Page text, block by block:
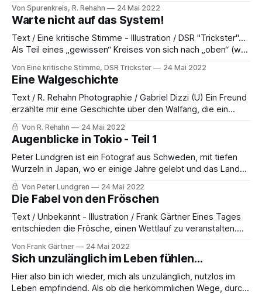
fließen zu lassen und hören hier nicht auf, denn eine 2.
Staffel ist bereits in Arbeit. Auch hier wieder ist der
Augenblick gekommen innezuhalten, auf den
Von Spurenkreis, R. Rehahn 24 Mai 2022
Warte nicht auf das System!
Text / Eine kritische Stimme - Illustration / DSR "Trickster"...
Als Teil eines „gewissen“ Kreises von sich nach „oben“ (wo
kämpfenden, um das Leben ringenden Menschen und
kreativen Künstlern, die sich nach Ausdruck und
Anerkennung ihrer Werke sehnen und dafür arbeiten, finden
Von Eine kritische Stimme, DSR Trickster 24 Mai 2022
Eine Walgeschichte
Text / R. Rehahn Photographie / Gabriel Dizzi (U) Ein Freund
erzählte mir eine Geschichte über den Walfang, die ein
völlig anderes Licht auf die Sache warf… Er berichtete, dass
er aus einem kleinen Dorf an der Küste stammt, wo das
Walfleisch eine Delikatesse ist und nur bei speziellen
Umständen seinen Weg
Von R. Rehahn 24 Mai 2022
Augenblicke in Tokio - Teil 1
Peter Lundgren ist ein Fotograf aus Schweden, mit tiefen
Wurzeln in Japan, wo er einige Jahre gelebt und das Land
seitdem viel bereist hat. Im 4. Teil seiner Reihe im Spuren |
Magazin zeigen "Augenblicke in Tokio", einem 1. Teil eines
Ausstellungsprojektes mit Fotografien aus der modernen,
wie traditionellen
Von Peter Lundgren 24 Mai 2022
Die Fabel von den Fröschen
Text / Unbekannt - Illustration / Frank Gärtner Eines Tages
entschieden die Frösche, einen Wettlauf zu veranstalten.
fest, auf den höchsten Punkt eines großen Turms zu
gelangen. Am Tag des Wettlaufs versammelten sich viele
andere Frösche, um zuzusehen. Dann endlich – der Wettlauf
begann.
Von Frank Gärtner 24 Mai 2022
Sich unzulänglich im Leben fühlen...
Hier also bin ich wieder, mich als unzulänglich, nutzlos im
Leben empfindend. Als ob die herkömmlichen Wege, durch